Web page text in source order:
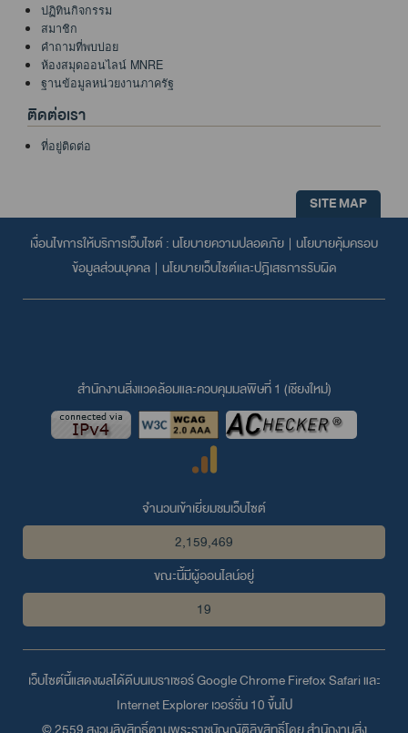
ปฏิทินกิจกรรม
สมาชิก
คำถามที่พบบ่อย
ห้องสมุดออนไลน์ MNRE
ฐานข้อมูลหน่วยงานภาครัฐ
ติดต่อเรา
ที่อยู่ติดต่อ
SITE MAP
เงื่อนไขการให้บริการเว็บไซต์ : นโยบายความปลอดภัย | นโยบายคุ้มครอบ
ข้อมูลส่วนบุคคล| นโยบายเว็บไซต์และปฎิเสธการรับผิด
สำนักงานสิ่งแวดล้อมและควบคุมมลพิษที่ 1 (เชียงใหม่่)
จำนวนเข้าเยี่ยมชมเว็บไซต์
2,159,469
ขณะนี้มีผู้ออนไลน์อยู่
19
เว็บไซต์นี้แสดงผลได้ดีบนเบราเซอร์Google ChromeFirefoxSafariและ
Internet Explorerเวอร์ชั่น 10 ขึ้นไป